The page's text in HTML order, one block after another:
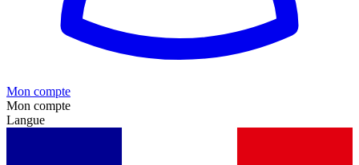
Mon compte
Mon compte
Langue